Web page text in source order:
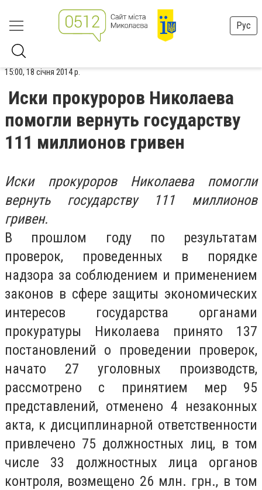
Рус
15:00, 18 січня 2014 р.
Иски прокуроров Николаева
помогли вернуть государству
111 миллионов гривен
Иски прокуроров Николаева помогли
вернуть государству 111 миллионов
гривен.
В прошлом году по результатам
проверок, проведенных в порядке
надзора за соблюдением и применением
законов в сфере защиты экономических
интересов государства органами
прокуратуры Николаева принято 137
постановлений о проведении проверок,
начато 27 уголовных производств,
рассмотрено с принятием мер 95
представлений, отменено 4 незаконных
акта, к дисциплинарной ответственности
привлечено 75 должностных лиц, в том
числе 33 должностных лица органов
контроля, возмещено 26 млн. грн., в том